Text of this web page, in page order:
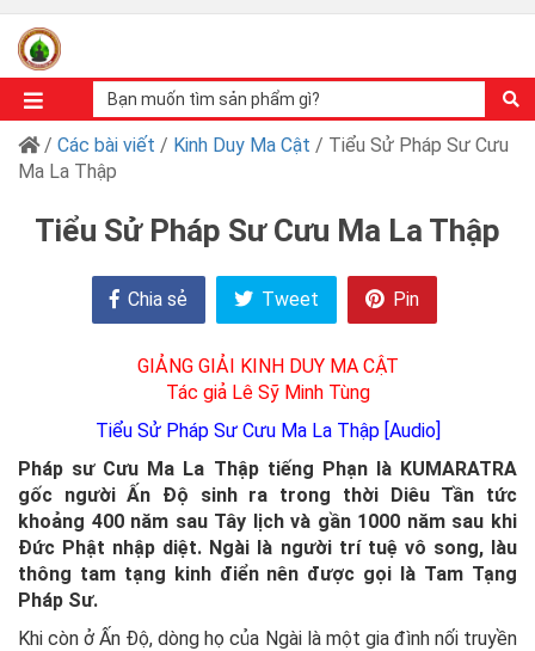
/ Các bài viết / Kinh Duy Ma Cật / Tiểu Sử Pháp Sư Cưu
Ma La Thập
Tiểu Sử Pháp Sư Cưu Ma La Thập
Chia sẻ Tweet Pin
GIẢNG GIẢI KINH DUY MA CẬT
Tác giả Lê Sỹ Minh Tùng
Tiểu Sử Pháp Sư Cưu Ma La Thập [Audio]
Pháp sư Cưu Ma La Thập tiếng Phạn là KUMARATRA
gốc người Ấn Độ sinh ra trong thời Diêu Tần tức
khoảng 400 năm sau Tây lịch và gần 1000 năm sau khi
Đức Phật nhập diệt. Ngài là người trí tuệ vô song, làu
thông tam tạng kinh điển nên được gọi là Tam Tạng
Pháp Sư.
Khi còn ở Ấn Độ, dòng họ của Ngài là một gia đình nối truyền